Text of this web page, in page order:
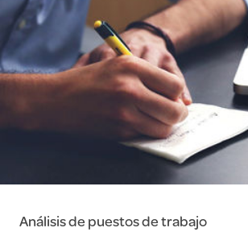
Análisis de puestos de trabajo